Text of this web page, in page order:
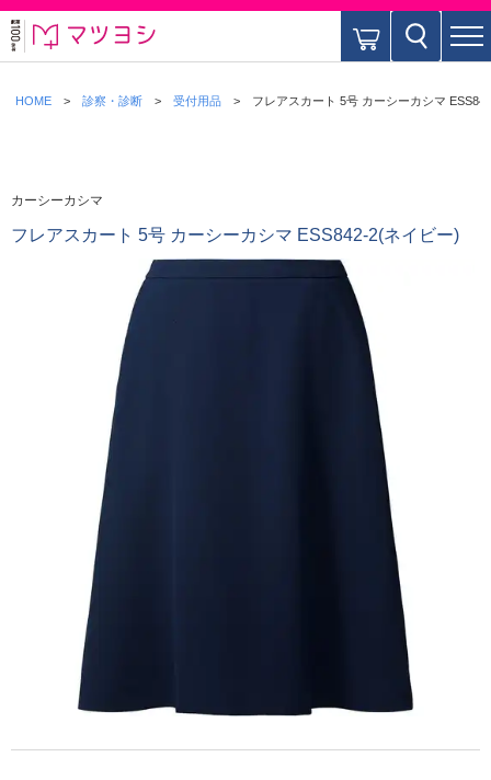
HOME 診察・診断 受付用品 フレアスカート 5号 カーシーカシマ
カーシーカシマ
フレアスカート 5号 カーシーカシマ ESS842-2(ネイビー)